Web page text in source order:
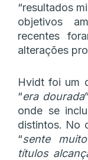
“resultados
objetivos
recentes
alterações
Hvidt foi um
“era dourada
onde se
distintos. No
“sente
títulos